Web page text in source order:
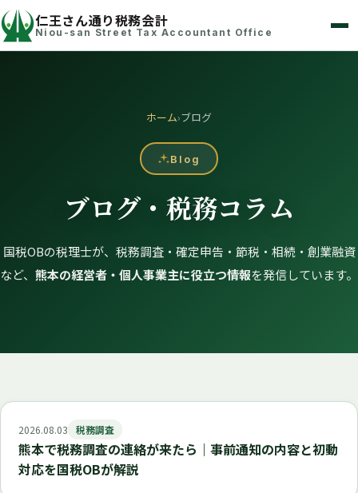
仁王さん通り税務会計
Niou-san Street Tax Accountant Office
ホーム›ブログ
Blog
ブログ・税務コラム
国税OBの税理士が、税務調査・確定申告・節税・相続・創業融資
など、 熊本の経営者・個人事業主に役立つ情報を発信しています。
2026.08.03 税務調査
熊本で税務調査の連絡が来たら｜事前通知の内容と初動
対応を国税OBが解説